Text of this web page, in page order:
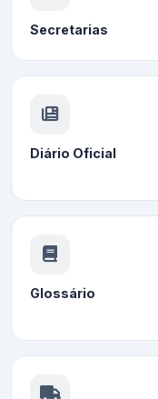
Secretarias
Diário Oficial
Glossário